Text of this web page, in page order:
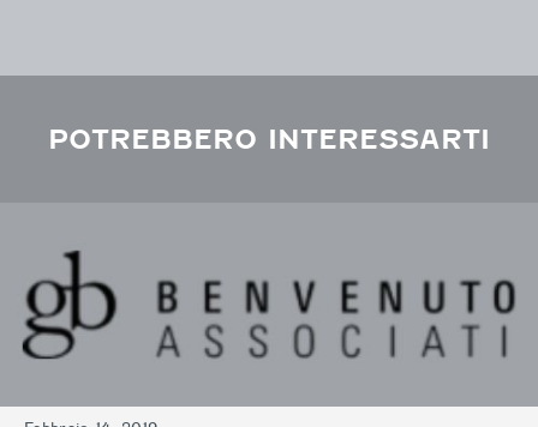
POTREBBERO INTERESSARTI